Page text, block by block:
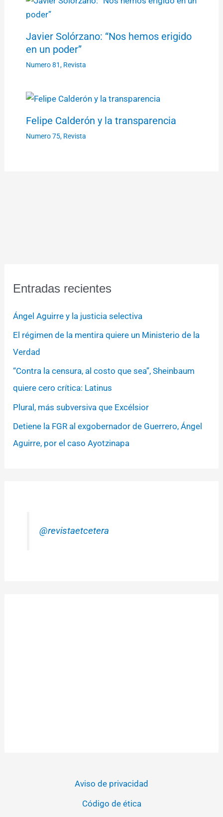
Javier Solórzano: “Nos hemos erigido
en un poder”
Numero 81, Revista
Felipe Calderón y la transparencia
Numero 75, Revista
Entradas recientes
Ángel Aguirre y la justicia selectiva
El régimen de la mentira quiere un Ministerio de la
Verdad
“Contra la censura, al costo que sea”, Sheinbaum
quiere cero crítica: Latinus
Plural, más subversiva que Excélsior
Detiene la FGR al exgobernador de Guerrero, Ángel
Aguirre, por el caso Ayotzinapa
@revistaetcetera
Aviso de privacidad
Código de ética